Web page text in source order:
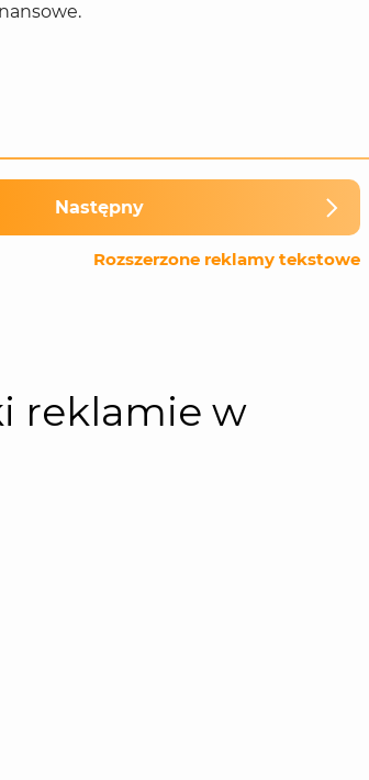
Następny
Rozszerzone reklamy tekstowe